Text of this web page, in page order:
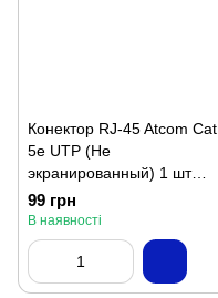
Конектор RJ-45 Atcom Cat
5e UTP (Не
экранированный) 1 шт
(GL4701)
99 грн
В наявності